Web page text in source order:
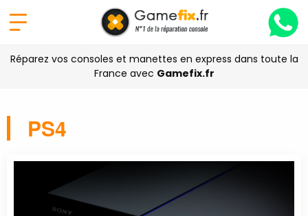
Réparez vos consoles et manettes en express dans toute la
France avec Gamefix.fr
PS4